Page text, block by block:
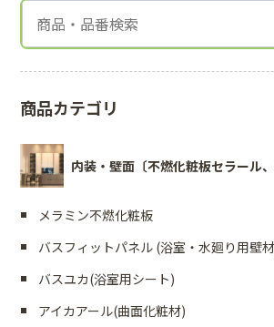
商品カテゴリ
内装・壁面〔不燃化粧板セラール
メラミン不燃化粧板
バスフィットパネル (浴室・水廻り用壁
バスユカ(浴室用シート)
アイカアール(曲面化粧材)